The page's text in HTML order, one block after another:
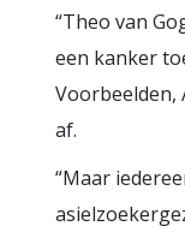
“Theo van
een kanker
Voorbeelden,
af.
“Maar